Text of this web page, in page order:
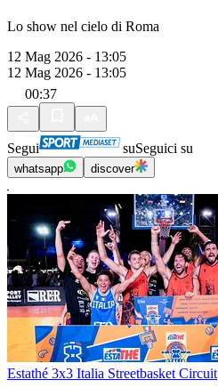
Lo show nel cielo di Roma
12 Mag 2026 - 13:05
12 Mag 2026 - 13:05
00:37
Segui suSeguici su
whatsapp discover
Estathé 3x3 Italia Streetbasket Circuit